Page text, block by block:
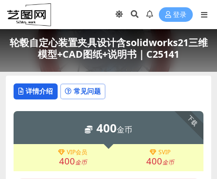
登录
轮毂自定心装置夹具设计含solidworks21三维
模型+CAD图纸+说明书｜C25141
详情介绍 常见问题
下载
400金币
VIP会员
400金币
SVIP
400金币